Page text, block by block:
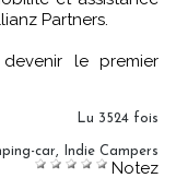
Partners.
le premier
Lu 3524 fois
car, Indie Campers
Notez